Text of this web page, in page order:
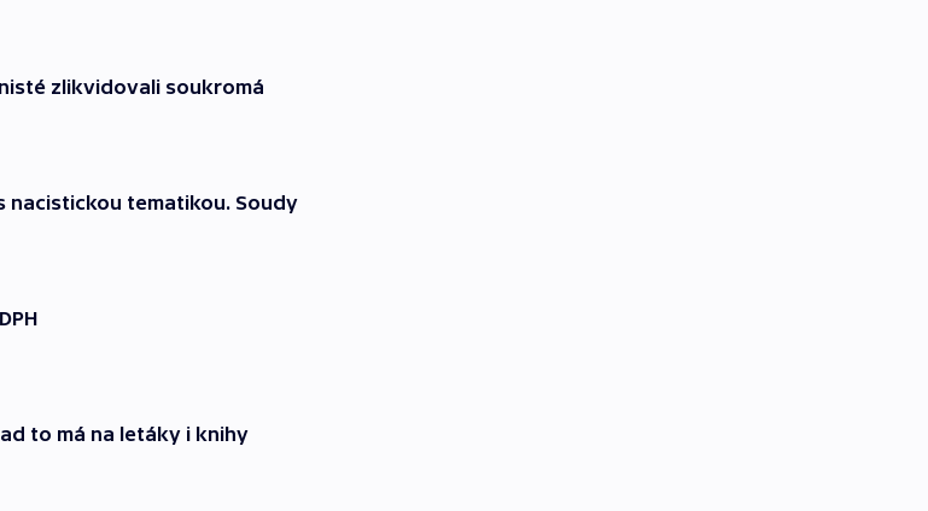
zlikvidovali soukromá
nacistickou tematikou. Soudy
to má na letáky i knihy